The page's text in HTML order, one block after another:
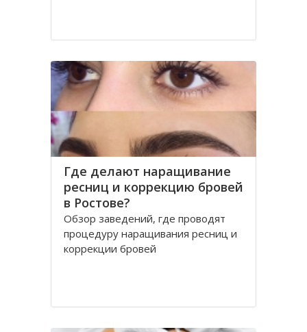
Где делают наращивание
ресниц и коррекцию бровей
в Ростове?
Обзор заведений, где проводят
процедуру наращивания ресниц и
коррекции бровей